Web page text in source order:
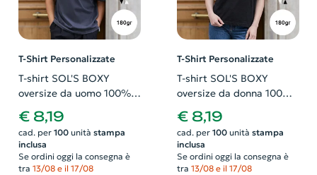
T-Shirt Personalizzate
T-shirt SOL'S BOXY
oversize da uomo 100%
cotone organico pettinato
in jersey 180gr
€ 8,19
cad. per 100unità stampa
inclusa
Se ordini oggi la consegna è
tra 13/08 e il 17/08
T-Shirt Personalizzate
T-shirt SOL'S BOXY
oversize da donna 100%
cotone organico pettinato
in jersey 180gr
€ 8,19
cad. per 100unità stampa
inclusa
Se ordini oggi la consegna è
tra 13/08 e il 17/08